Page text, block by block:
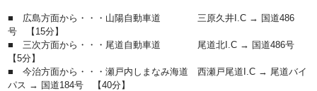
■ 広島方面から・・・山陽自動車道 三原久井I.C → 国道486
号 【15分】
■ 三次方面から・・・尾道自動車道 尾道北I.C → 国道486号
【5分】
■ 今治方面から・・・瀬戸内しまなみ海道 西瀬戸尾道I.C → 尾道バイ
パス → 国道184号 【40分】